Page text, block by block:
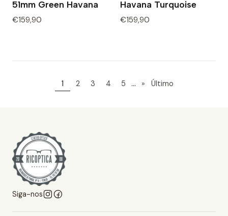
51mm Green Havana
€159,90
Havana Turquoise
€159,90
1 2 3 4 5 ... » Último
Siga-nos